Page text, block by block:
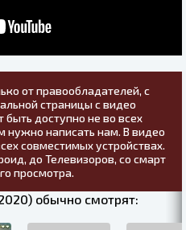
от правообладателей, с
страницы с видео
доступно не во всех
нужно написать нам. В видео
совместимых устройствах.
до Телевизоров, со смарт
просмотра.
обычно смотрят: